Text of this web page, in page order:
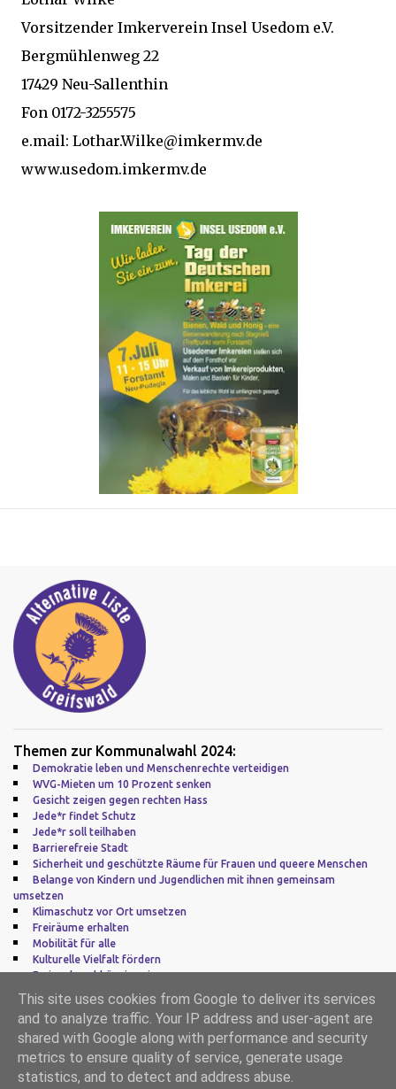
Vorsitzender Imkerverein Insel Usedom e.V.
Bergmühlenweg 22
17429 Neu-Sallenthin
Fon 0172-3255575
e.mail: Lothar.Wilke@imkermv.de
www.usedom.imkermv.de
Themen zur Kommunalwahl 2024:
Demokratie leben und Menschenrechte verteidigen
WVG-Mieten um 10 Prozent senken
Gesicht zeigen gegen rechten Hass
Jede*r findet Schutz
Jede*r soll teilhaben
Barrierefreie Stadt
Sicherheit und geschützte Räume für Frauen und queere Menschen
Belange von Kindern und Jugendlichen mit ihnen gemeinsam
umsetzen
Klimaschutz vor Ort umsetzen
Freiräume erhalten
Mobilität für alle
Kulturelle Vielfalt fördern
Frei und unabhängig sein
Impressum|Datenschutz
Powered by Blogger
This site uses cookies from Google to deliver its services
and to analyze traffic. Your IP address and user-agent are
shared with Google along with performance and security
metrics to ensure quality of service, generate usage
statistics, and to detect and address abuse.